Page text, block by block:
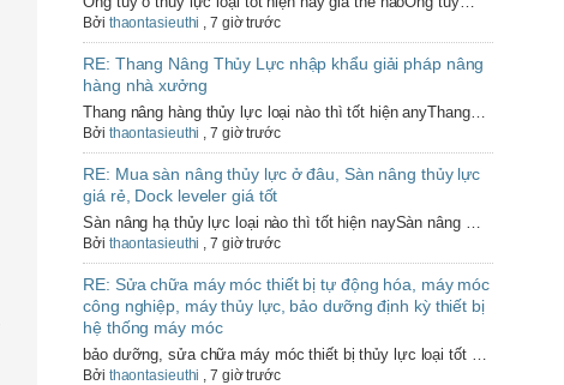
Bởi thaontasieuthi ,7 giờ trước
RE: Thang Nâng Thủy Lực nhập khẩu giải pháp nâng
hàng nhà xưởng
Thang nâng hàng thủy lực loại nào thì tốt hiện anyThang…
Bởi thaontasieuthi ,7 giờ trước
RE: Mua sàn nâng thủy lực ở đâu, Sàn nâng thủy lực
giá rẻ, Dock leveler giá tốt
Sàn nâng hạ thủy lực loại nào thì tốt hiện naySàn nâng …
Bởi thaontasieuthi ,7 giờ trước
RE: Sửa chữa máy móc thiết bị tự động hóa, máy móc
công nghiệp, máy thủy lực, bảo dưỡng định kỳ thiết bị
hệ thống máy móc
bảo dưỡng, sửa chữa máy móc thiết bị thủy lực loại tốt …
Bởi thaontasieuthi ,7 giờ trước